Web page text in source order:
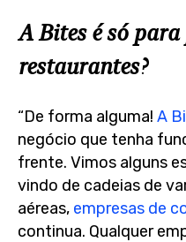
A Bites é só
restaurantes?
“De forma alguma! A
negócio que tenha
frente. Vimos alguns
vindo de cadeias de
aéreas, empresas de
continua. Qualquer